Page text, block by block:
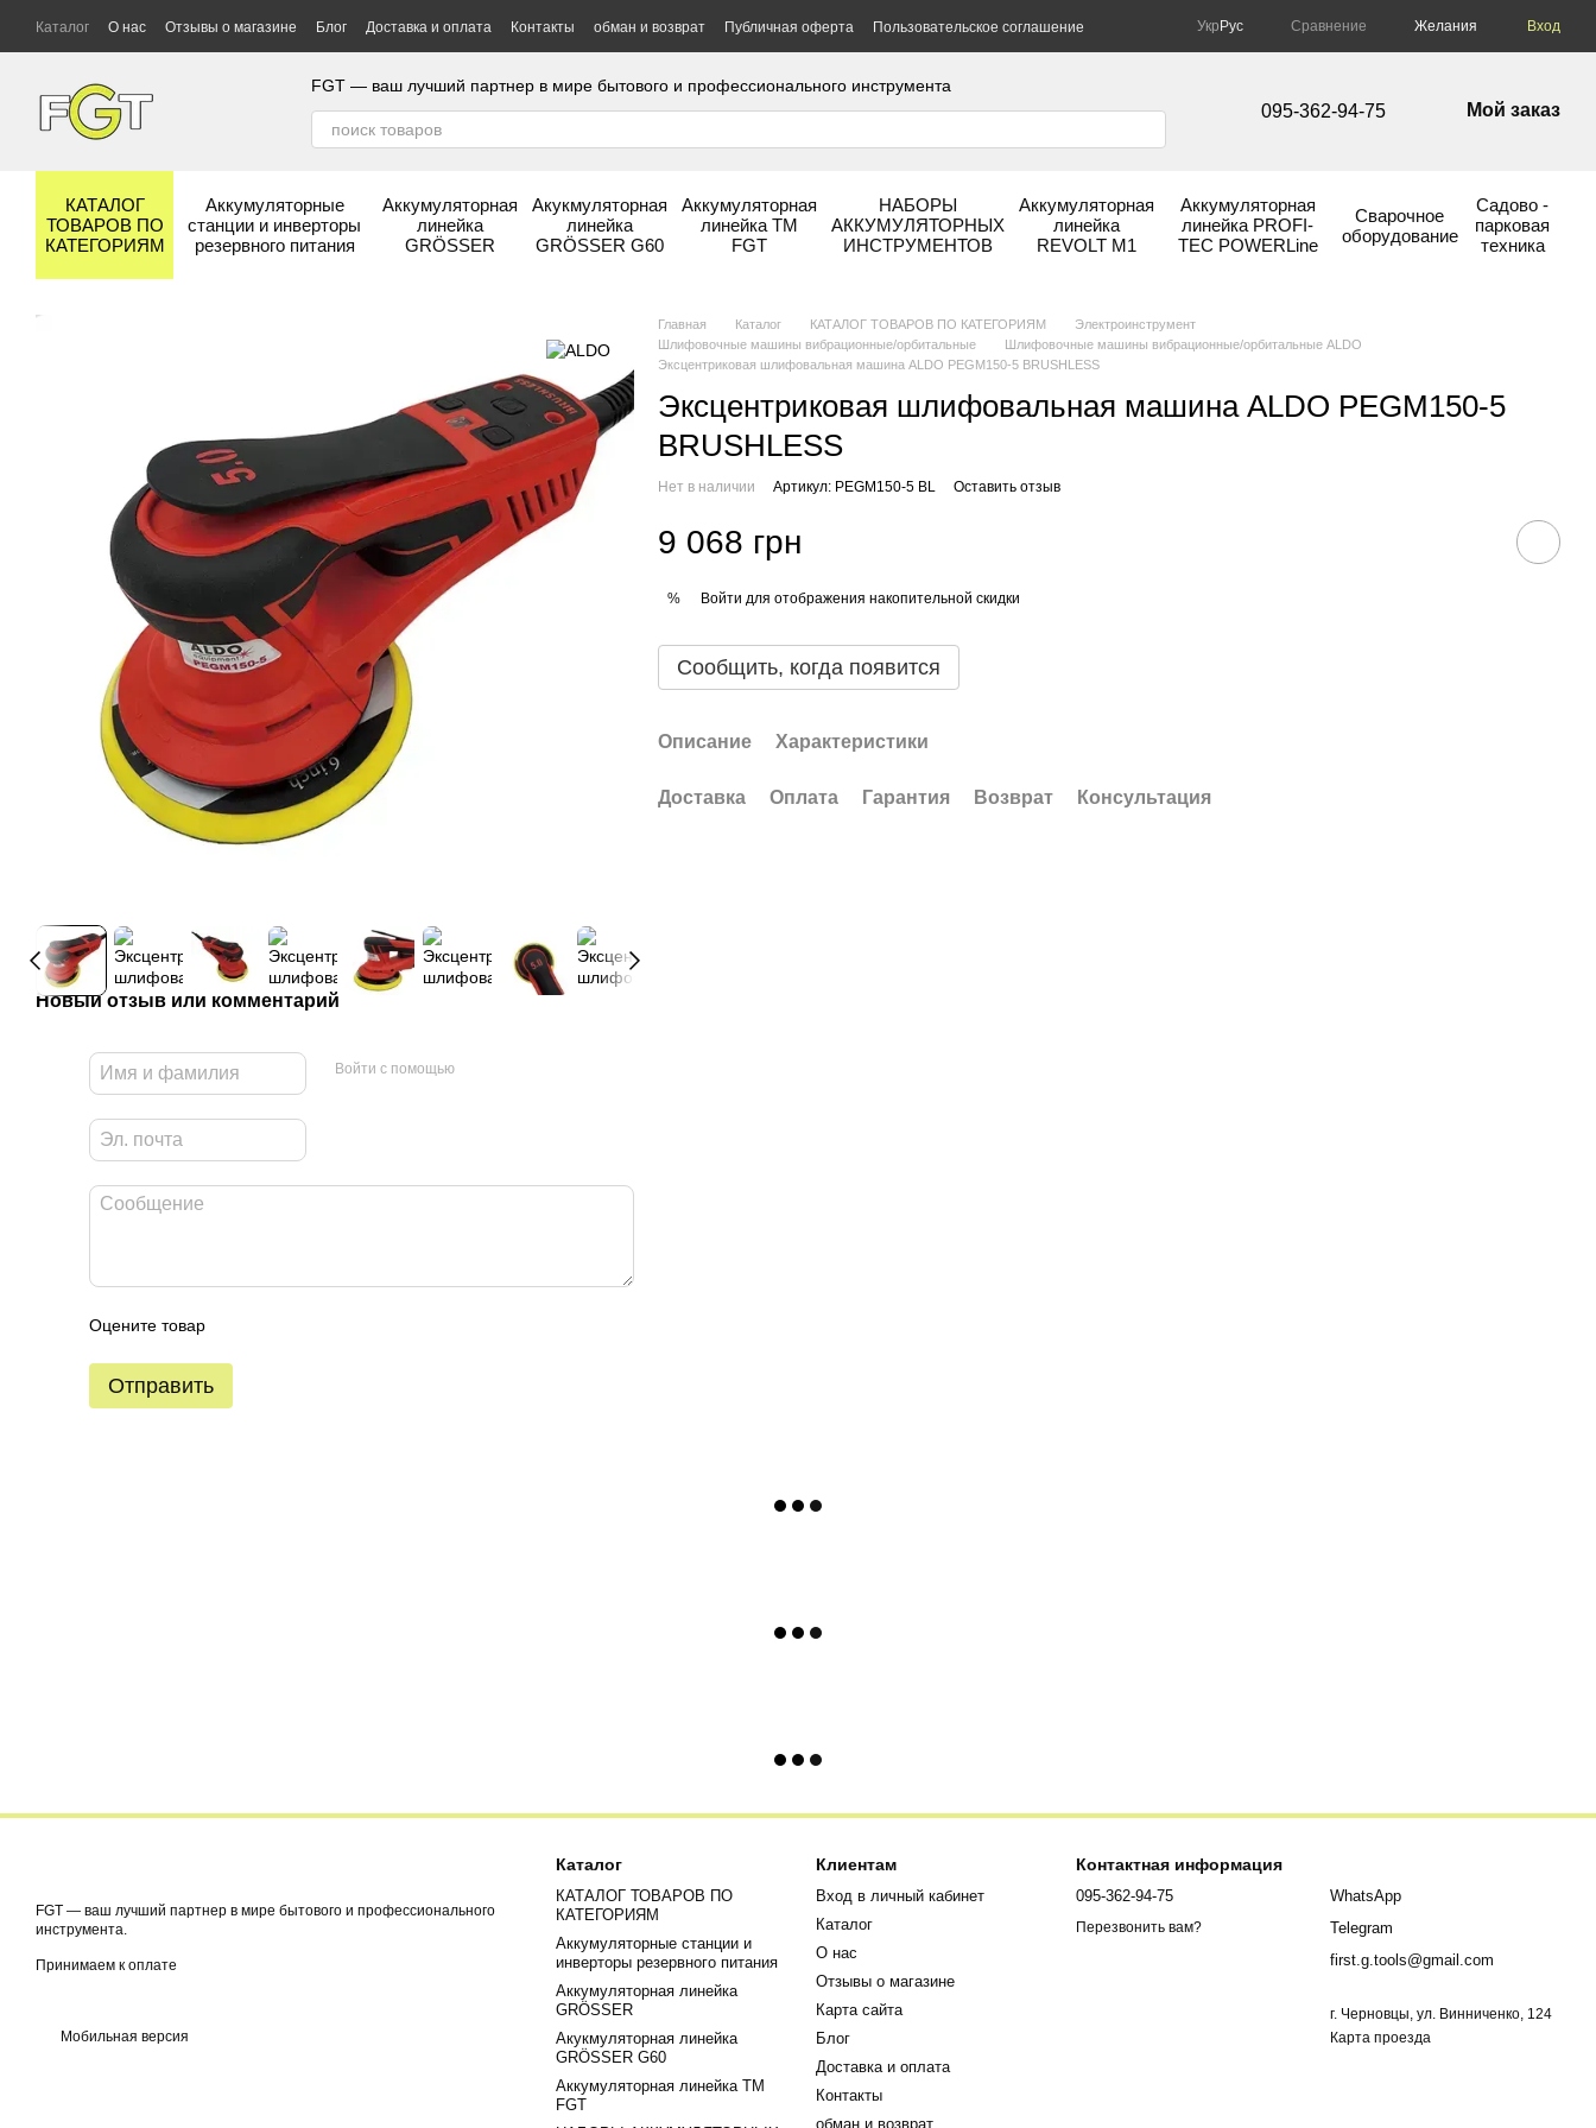
Перейти к основному контенту
Каталог О нас Отзывы о магазине Блог Доставка и оплата Контакты обман и возврат Публичная оферта
Пользовательское соглашение
Гарантия и сервис
Бренды
Укр Рус Сравнение Желания Вход
FGT — ваш лучший партнер в мире бытового и профессионального инструмента
095-362-94-75 Мой заказ
КАТАЛОГ
ТОВАРОВ ПО
КАТЕГОРИЯМ
Аккумуляторные
станции и инверторы
резервного питания
Аккумуляторная
линейка
GRÖSSER
Акукмуляторная
линейка
GRÖSSER G60
Аккумуляторная
линейка ТМ
FGT
НАБОРЫ
АККУМУЛЯТОРНЫХ
ИНСТРУМЕНТОВ
Аккумуляторная
линейка
REVOLT М1
Аккумуляторная
линейка PROFI-
TEC POWERLine
Сварочное
оборудование
Садово -
парковая
техника
Новый отзыв или комментарий
Войти с помощью
Оцените товар
Отправить
Главная Каталог КАТАЛОГ ТОВАРОВ ПО КАТЕГОРИЯМ
Электроинструмент
Шлифовочные машины вибрационные/орбитальные
Шлифовочные машины вибрационные/орбитальные ALDO
Эксцентриковая шлифовальная машина ALDO PEGM150-5 BRUSHLESS
Эксцентриковая шлифовальная машина ALDO PEGM150-5
BRUSHLESS
Нет в наличии Артикул: PEGM150-5 BL Оставить отзыв
9 068 грн
% Войти для отображения накопительной скидки
Сообщить, когда появится
Описание Характеристики
Доставка Оплата Гарантия Возврат Консультация
FGT — ваш лучший партнер в мире бытового и профессионального
инструмента.
Принимаем к оплате
Мобильная версия
Каталог
КАТАЛОГ ТОВАРОВ ПО
КАТЕГОРИЯМ
Аккумуляторные станции и
инверторы резервного питания
Аккумуляторная линейка
GRÖSSER
Акукмуляторная линейка
GRÖSSER G60
Аккумуляторная линейка ТМ
FGT
Клиентам
Вход в личный кабинет
Каталог
О нас
Отзывы о магазине
Карта сайта
Блог
Доставка и оплата
Контакты
обман и возврат
Контактная информация
095-362-94-75
Перезвонить вам?
WhatsApp
Telegram
first.g.tools@gmail.com
г. Черновцы, ул. Винниченко, 124
Карта проезда